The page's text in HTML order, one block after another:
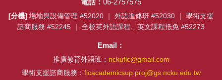
[分機] 場地與設備管理 #52020 ｜ 外語進修班 #52030 ｜ 學術支援
諮商服務 #52245 ｜ 全校英外語課程、英文課程抵免 #52273
Email：
推廣教育外語班： nckuflc@gmail.com
學術支援諮商服務： flcacademicsup.proj@gs.ncku.edu.tw